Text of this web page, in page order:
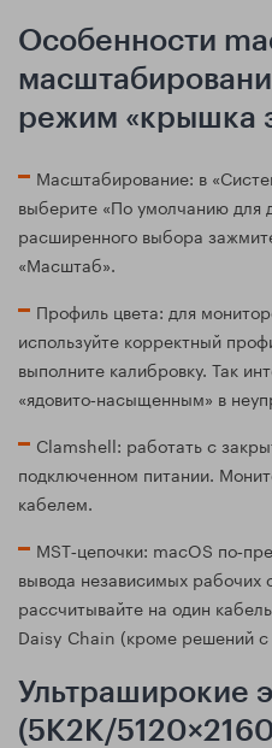
Особенности
режим «крышка
Масштабирование: в
выберите «По умолчанию для
расширенного выбора
«Масштаб».
Профиль цвета: для
используйте корректный
выполните калибровку. Так
«ядовито‑насыщенным» в
Clamshell: работать с
подключенном питании.
кабелем.
MST‑цепочки: macOS
вывода независимых рабочих
рассчитывайте на один
Daisy Chain (кроме решений
Ультраширокие
(5K2K/